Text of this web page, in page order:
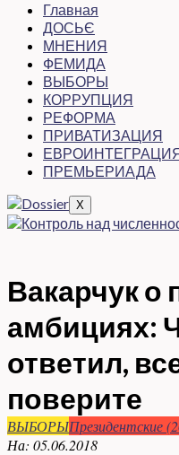
Главная
ДОСЬЄ
МНЕНИЯ
ФЕМИДА
ВЫБОРЫ
КОРРУПЦИЯ
РЕФОРМА
ПРИВАТИЗАЦИЯ
ПРЕМЬЕРИАДА
X
Вакарчук о
амбициях:
ответил,
поверите
ВЫБОРЫПрезидентские
На: 05.06.2018